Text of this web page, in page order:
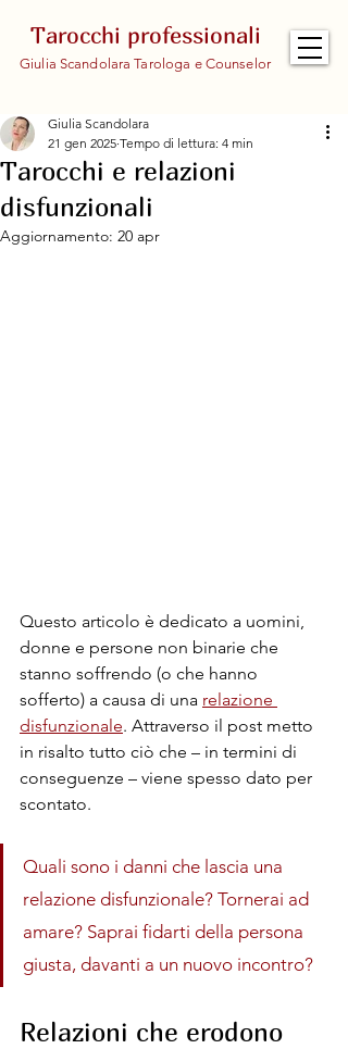
Tarocchi professionali
Giulia Scandolara Tarologa e Counselor
Tarocchi e relazioni
disfunzionali
Giulia Scandolara
21 gen 2025 Tempo di lettura: 4 min
Aggiornamento: 20 apr
Questo articolo è dedicato a uomini,
donne e persone non binarie che
stanno soffrendo (o che hanno
sofferto) a causa di una relazione
disfunzionale. Attraverso il post metto
in risalto tutto ciò che – in termini di
conseguenze – viene spesso dato per
scontato.
Quali sono i danni che lascia una
relazione disfunzionale? Tornerai ad
amare? Saprai fidarti della persona
giusta, davanti a un nuovo incontro?
Relazioni che erodono